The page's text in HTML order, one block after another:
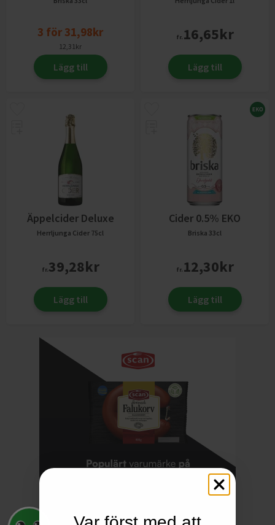
3 för 31,98kr
12,31kr
Lägg till
fr. 16,65kr
Lägg till
Äppelcider Deluxe
Herrljunga Cider 75cl
fr.39,28kr
Lägg till
Cider 0.5% EKO
Briska 33cl
fr. 12,30kr
Lägg till